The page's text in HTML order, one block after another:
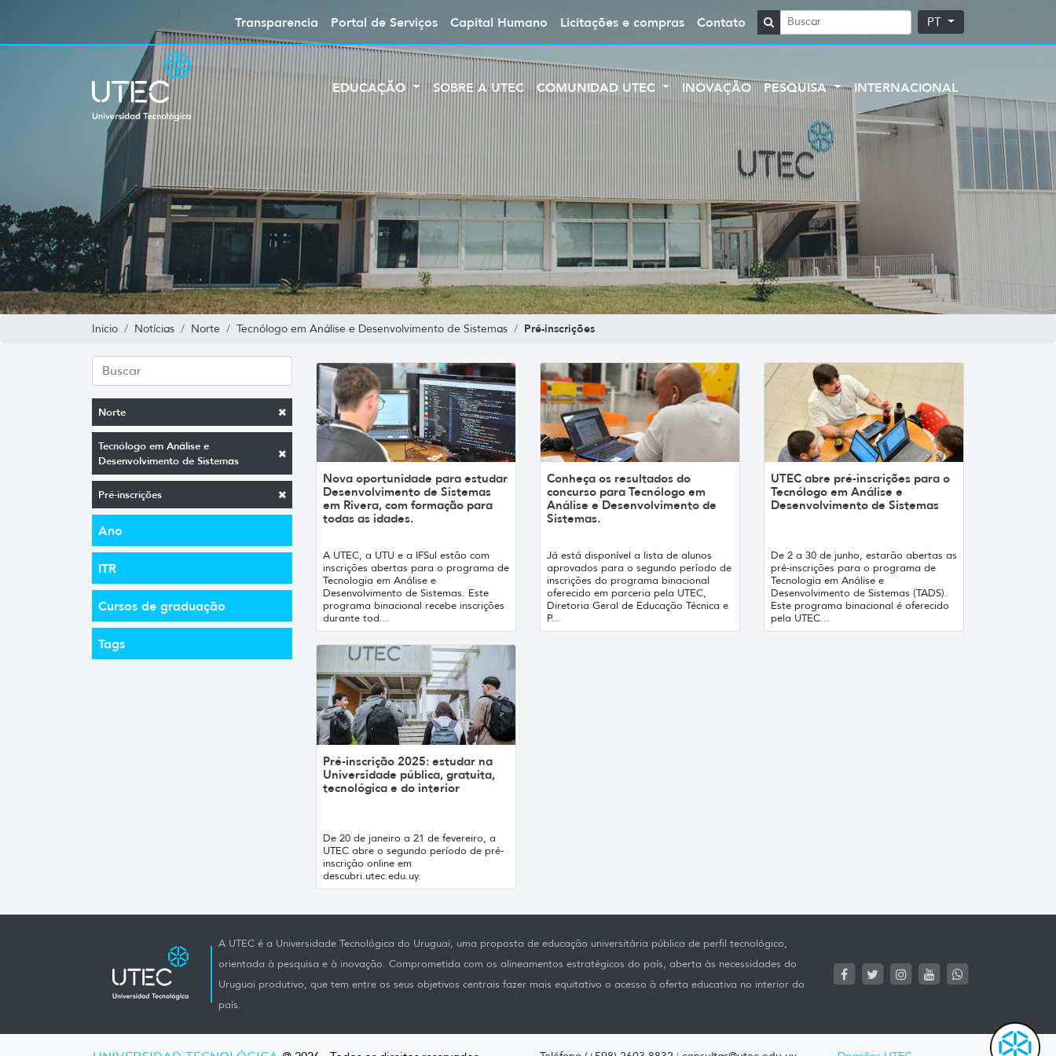
Transparencia Portal de Serviços Capital Humano Licitações e compras Contato PT
EDUCAÇÃO SOBRE A UTEC COMUNIDAD UTEC INOVAÇÃO PESQUISA INTERNACIONAL
Inicio Notícias Norte Tecnólogo em Análise e Desenvolvimento de Sistemas Pré-inscrições
Norte
Tecnólogo em Análise e
Desenvolvimento de Sistemas
Pré-inscrições
Ano
ITR
Cursos de graduação
Tags
Nova oportunidade para estudar
Desenvolvimento de Sistemas
em Rivera, com formação para
todas as idades.
A UTEC, a UTU e a IFSul estão com
inscrições abertas para o programa de
Tecnologia em Análise e
Desenvolvimento de Sistemas. Este
programa binacional recebe inscrições
durante tod...
Conheça os resultados do
concurso para Tecnólogo em
Análise e Desenvolvimento de
Sistemas.
Já está disponível a lista de alunos
aprovados para o segundo período de
inscrições do programa binacional
oferecido em parceria pela UTEC,
Diretoria Geral de Educação Técnica e
P...
UTEC abre pré-inscrições para o
Tecnólogo em Análise e
Desenvolvimento de Sistemas
De 2 a 30 de junho, estarão abertas as
pré-inscrições para o programa de
Tecnologia em Análise e
Desenvolvimento de Sistemas (TADS).
Este programa binacional é oferecido
pela UTEC...
Pré-inscrição 2025: estudar na
Universidade pública, gratuita,
tecnológica e do interior
De 20 de janeiro a 21 de fevereiro, a
UTEC abre o segundo período de pré-
inscrição online em
descubri.utec.edu.uy.
A UTEC é a Universidade Tecnológica do Uruguai, uma proposta de educação universitária pública de perfil tecnológico,
orientada à pesquisa e à inovação. Comprometida com os alineamentos estratégicos do país, aberta às necessidades do
Uruguai produtivo, que tem entre os seus objetivos centrais fazer mais equitativo o acesso à oferta educativa no interior do
país.